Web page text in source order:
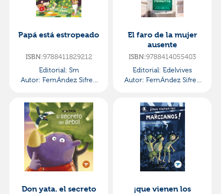
Papá está estropeado
ISBN:9788411829212
Editorial: Sm
Autor: FernÁndez Sifres,
El faro de la mujer
ausente
ISBN:9788414055403
Editorial: Edelvives
Autor: FernÁndez Sifres,
Don yata. el secreto
¡que vienen los